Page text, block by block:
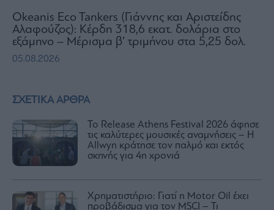
ΣΧΕΤΙΚΑ ΑΡΘΡΑ
Το Release Athens Festival 2026 άφησε
τις καλύτερες μουσικές αναμνήσεις – Η
Allwyn κράτησε τον παλμό και εκτός
σκηνής για 4η χρονιά
Χρηματιστήριο: Γιατί η Motor Oil έχει
προβάδισμα για τον MSCI – Τι
Okeanis Eco Tankers (Γιάννης και Αριστείδης
Αλαφούζος): Κέρδη 318,6 εκατ. δολάρια στο
εξάμηνο – Μέρισμα β’ τριμήνου στα 5,25 δολ.
05.08.2026